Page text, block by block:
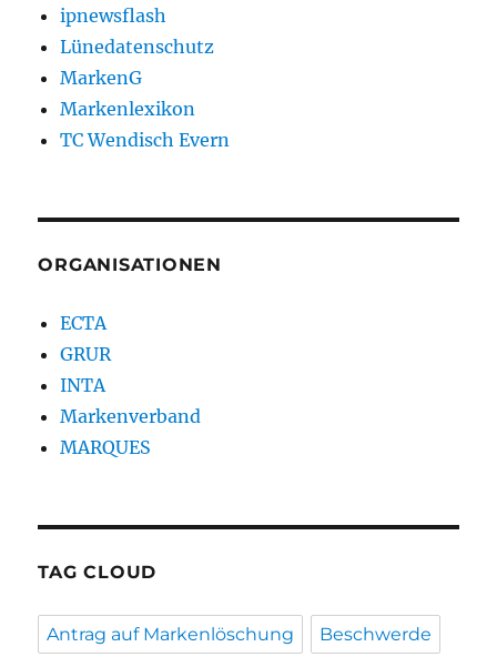
ipnewsflash
Lünedatenschutz
MarkenG
Markenlexikon
TC Wendisch Evern
ORGANISATIONEN
ECTA
GRUR
INTA
Markenverband
MARQUES
TAG CLOUD
Antrag auf Markenlöschung Beschwerde